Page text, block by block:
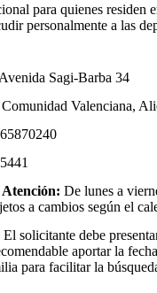
para quienes residen
personalmente a las
Avenida Sagi-Barba 34
Comunidad Valenciana,
De lunes a
a cambios según el
El solicitante debe
aportar la
para facilitar la